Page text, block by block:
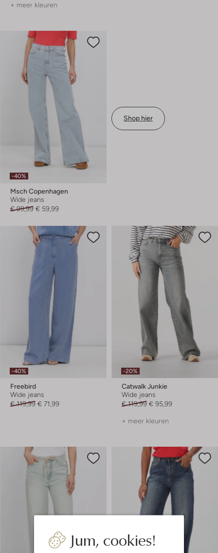
Jum, cookies!
+ meer kleuren
-40%
Msch Copenhagen
Wide jeans
€ 99,99 € 59,99
Shop hier
-40%
Freebird
Wide jeans
€ 119,99 € 71,99
-20%
Catwalk Junkie
Wide jeans
€ 119,99 € 95,99
+ meer kleuren